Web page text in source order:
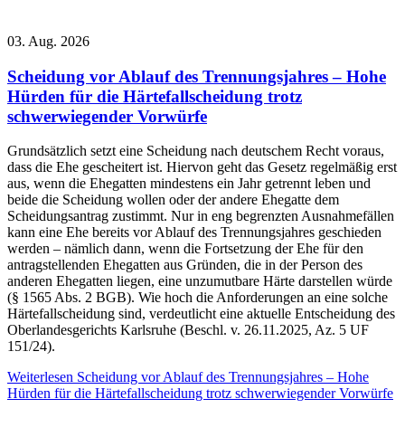
03. Aug. 2026
Scheidung vor Ablauf des Trennungsjahres – Hohe
Hürden für die Härtefallscheidung trotz
schwerwiegender Vorwürfe
Grundsätzlich setzt eine Scheidung nach deutschem Recht voraus,
dass die Ehe gescheitert ist. Hiervon geht das Gesetz regelmäßig erst
aus, wenn die Ehegatten mindestens ein Jahr getrennt leben und
beide die Scheidung wollen oder der andere Ehegatte dem
Scheidungsantrag zustimmt. Nur in eng begrenzten Ausnahmefällen
kann eine Ehe bereits vor Ablauf des Trennungsjahres geschieden
werden – nämlich dann, wenn die Fortsetzung der Ehe für den
antragstellenden Ehegatten aus Gründen, die in der Person des
anderen Ehegatten liegen, eine unzumutbare Härte darstellen würde
(§ 1565 Abs. 2 BGB). Wie hoch die Anforderungen an eine solche
Härtefallscheidung sind, verdeutlicht eine aktuelle Entscheidung des
Oberlandesgerichts Karlsruhe (Beschl. v. 26.11.2025, Az. 5 UF
151/24).
Weiterlesen Scheidung vor Ablauf des Trennungsjahres – Hohe
Hürden für die Härtefallscheidung trotz schwerwiegender Vorwürfe